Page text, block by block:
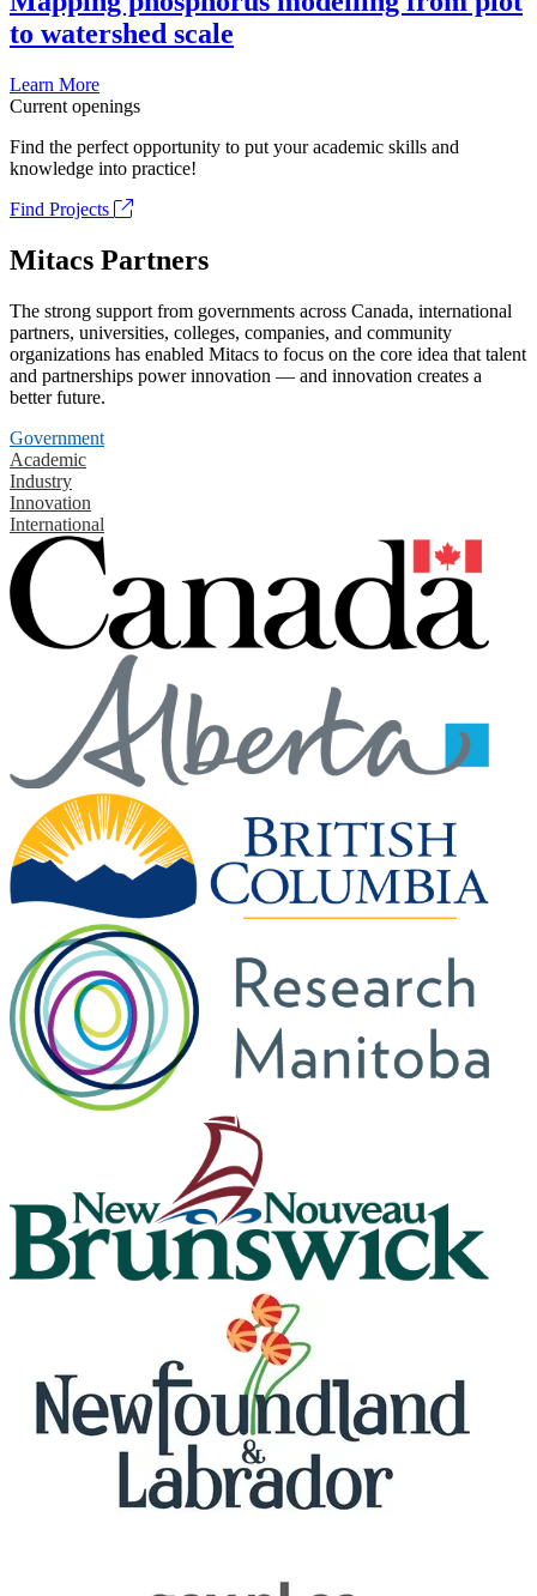
to watershed scale
Learn More
Current openings
Find the perfect opportunity to put your academic skills and
knowledge into practice!
Find Projects
Mitacs Partners
The strong support from governments across Canada, international
partners, universities, colleges, companies, and community
organizations has enabled Mitacs to focus on the core idea that talent
and partnerships power innovation — and innovation creates a
better future.
Government
Academic
Industry
Innovation
International